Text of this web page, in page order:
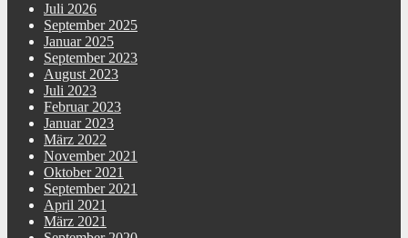
Juli 2026
September 2025
Januar 2025
September 2023
August 2023
Juli 2023
Februar 2023
Januar 2023
März 2022
November 2021
Oktober 2021
September 2021
April 2021
März 2021